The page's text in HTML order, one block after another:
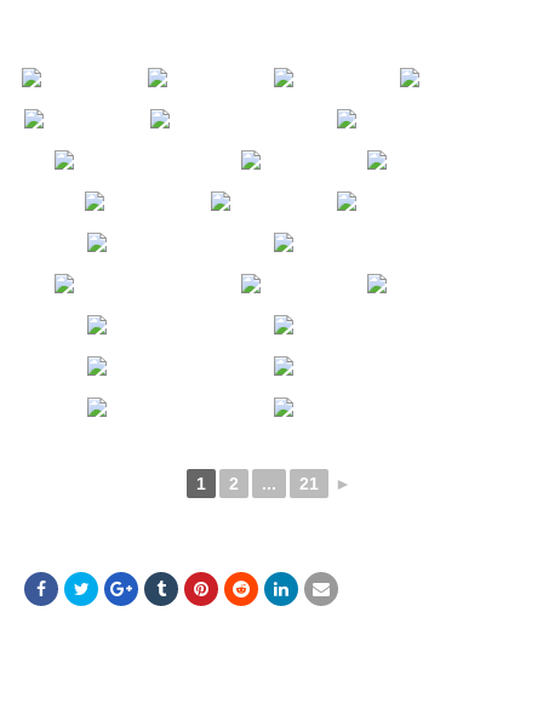
1 2 ... 21 ►